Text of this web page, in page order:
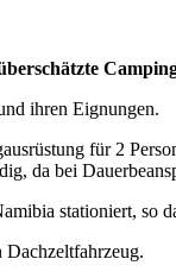
ihren Eignungen.
für 2
da bei
stationiert, so
Dachzeltfahrzeug.